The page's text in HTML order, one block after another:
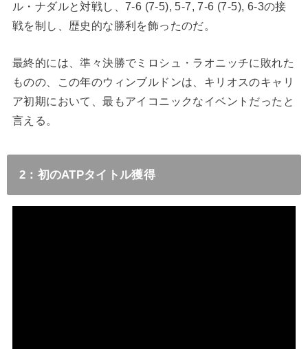
ル・ナダルと対戦し、7-6 (7-5), 5-7, 7-6 (7-5), 6-3の接
戦を制し、歴史的な勝利を飾ったのだ。
最終的には、準々決勝でミロシュ・ラオニッチに敗れた
ものの、この年のウィンブルドンは、キリオスのキャリ
ア初期において、最もアイコニックなイベントだったと
言える。
2：初のATPタイトル獲得